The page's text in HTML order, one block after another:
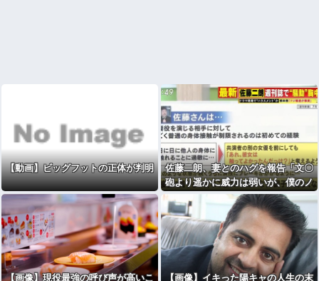
【動画】ビッグフットの正体が判明
佐藤二朗、妻とのハグを報告「文〇
砲より遥かに威力は弱いが、僕のノ
ロケ砲をお見舞いする」
【画像】現役最強の呼び声が高いこ
【画像】イキった陽キャの人生の末